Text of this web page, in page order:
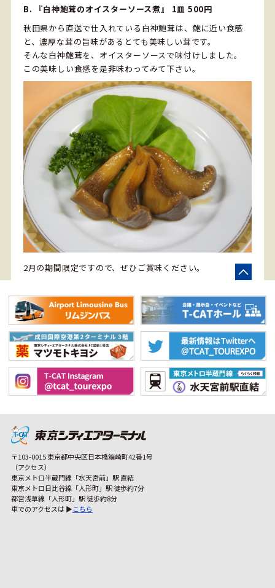
B. 『白神鮑茸のオイスターソース煮』 1皿 500円
秋田県から直送で仕入れている白神鮑茸は、鮑に近い食感
と、濃厚な茸の旨味があるとても美味しい茸です。
そんな白神鮑茸を、オイスターソースで味付けしました。
この美味しい食感を是非味わってみて下さい。
2月の期間限定ですので、ぜひご賞味ください。
〒103-0015 東京都中央区日本橋箱崎町42番1号
（アクセス）
東京メトロ半蔵門線「水天宮前」駅 直結
東京メトロ日比谷線「人形町」駅 徒歩約7分
都営浅草線「人形町」駅 徒歩約8分
車でのアクセスは ▶こちら